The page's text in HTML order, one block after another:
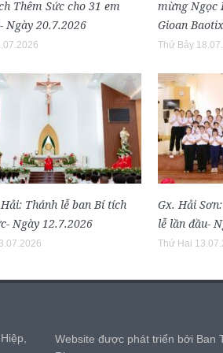
Thêm Sức cho 31 em
Ngày 20.7.2026
mừng Ngọc
Gioan
Thứ Bảy
Thánh lễ ban Bí tích
Ngày 12.7.2026
Gx. Hải
lễ lần đầu-
Thứ Hai
Website được phát triển bởi Ban